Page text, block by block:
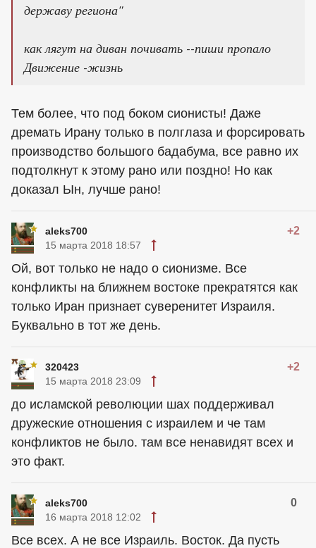
державу региона"
как лягут на диван почивать --пиши пропало
Движение -жизнь
Тем более, что под боком сионисты! Даже
дремать Ирану только в полглаза и форсировать
производство большого бадабума, все равно их
подтолкнут к этому рано или поздно! Но как
доказал Ын, лучше рано!
aleks700 +2
15 марта 2018 18:57
Ой, вот только не надо о сионизме. Все
конфликты на ближнем востоке прекратятся как
только Иран признает суверенитет Израиля.
Буквально в тот же день.
320423 +2
15 марта 2018 23:09
до исламской революции шах поддерживал
дружеские отношения с израилем и че там
конфликтов не было. там все ненавидят всех и
это факт.
aleks700 0
16 марта 2018 12:02
Все всех. А не все Израиль. Восток. Да пусть